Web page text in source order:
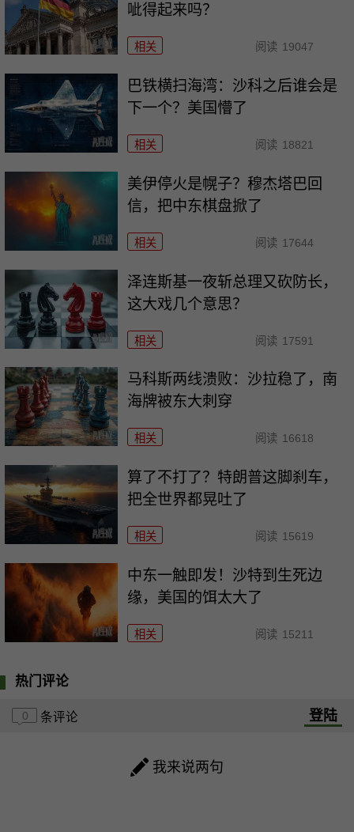
呲得起来吗？
相关 阅读 19047
巴铁横扫海湾：沙科之后谁会是
下一个？美国懵了
相关 阅读 18821
美伊停火是幌子？穆杰塔巴回
信，把中东棋盘掀了
相关 阅读 17644
泽连斯基一夜斩总理又砍防长，
这大戏几个意思？
相关 阅读 17591
马科斯两线溃败：沙拉稳了，南
海牌被东大刺穿
相关 阅读 16618
算了不打了？特朗普这脚刹车，
把全世界都晃吐了
相关 阅读 15619
中东一触即发！沙特到生死边
缘，美国的饵太大了
相关 阅读 15211
热门评论
0 条评论 登陆
我来说两句